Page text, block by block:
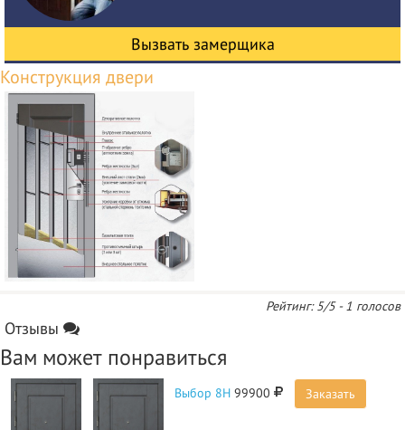
Вызвать замерщика
Рейтинг:5/5 -1 голосов
Отзывы
Вам может понравиться
Выбор 8Н99900 Заказать